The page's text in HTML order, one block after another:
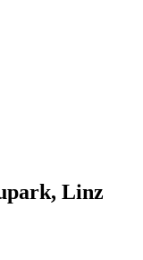
Linz